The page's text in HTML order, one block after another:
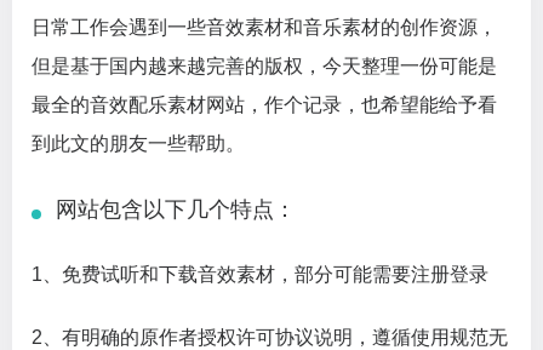
日常工作会遇到一些音效素材和音乐素材的创作资源，
但是基于国内越来越完善的版权，今天整理一份可能是
最全的音效配乐素材网站，作个记录，也希望能给予看
到此文的朋友一些帮助。
网站包含以下几个特点：
1、免费试听和下载音效素材，部分可能需要注册登录
2、有明确的原作者授权许可协议说明，遵循使用规范无